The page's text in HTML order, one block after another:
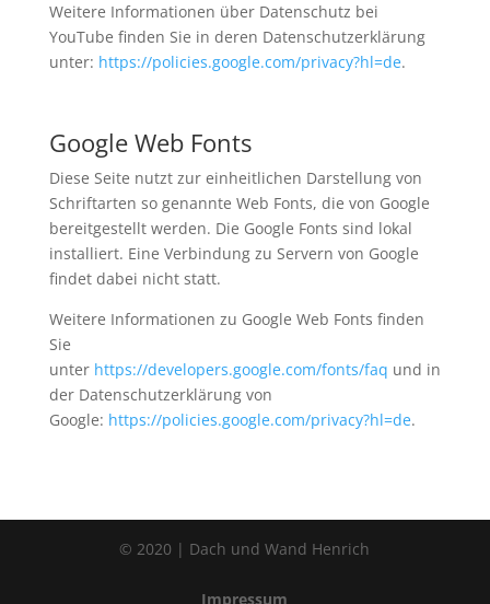
Weitere Informationen über Datenschutz bei
YouTube finden Sie in deren Datenschutzerklärung
unter: https://policies.google.com/privacy?hl=de.
Google Web Fonts
Diese Seite nutzt zur einheitlichen Darstellung von
Schriftarten so genannte Web Fonts, die von Google
bereitgestellt werden. Die Google Fonts sind lokal
installiert. Eine Verbindung zu Servern von Google
findet dabei nicht statt.
Weitere Informationen zu Google Web Fonts finden
Sie
unter https://developers.google.com/fonts/faq und in
der Datenschutzerklärung von
Google: https://policies.google.com/privacy?hl=de.
© 2020 | Dach und Wand Henrich
Impressum